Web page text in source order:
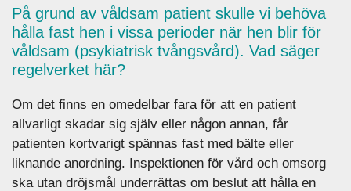
På grund av våldsam patient skulle vi behöva
hålla fast hen i vissa perioder när hen blir för
våldsam (psykiatrisk tvångsvård). Vad säger
regelverket här?
Om det finns en omedelbar fara för att en patient
allvarligt skadar sig själv eller någon annan, får
patienten kortvarigt spännas fast med bälte eller
liknande anordning. Inspektionen för vård och omsorg
ska utan dröjsmål underrättas om beslut att hålla en